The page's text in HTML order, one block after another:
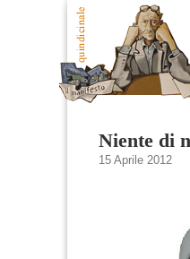
Niente di
15 Aprile 2012